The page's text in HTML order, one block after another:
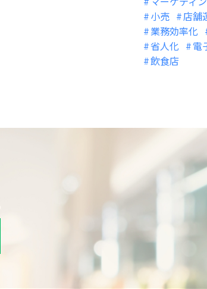
小売
店舗
業務効率化
省人化
電
飲食店